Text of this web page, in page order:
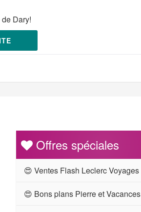
Dary!
Offres spéciales
😍 Ventes Flash Leclerc Voyages
😍 Bons plans Pierre et Vacances